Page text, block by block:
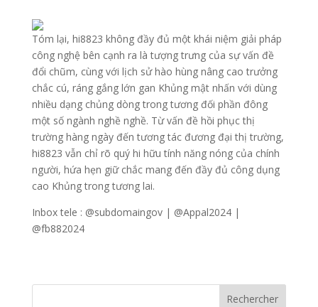
Tóm lại, hi8823 không đầy đủ một khái niệm giải pháp
công nghệ bên cạnh ra là tượng trưng của sự vấn đề
đổi chũm, cùng với lịch sử hào hùng nâng cao trưởng
chắc cú, ráng gắng lớn gan Khủng mật nhấn với dùng
nhiều dạng chủng dòng trong tương đối phần đông
một số ngành nghề nghề. Từ vấn đề hồi phục thị
trường hàng ngày đến tương tác đương đại thị trường,
hi8823 vẫn chỉ rõ quý hi hữu tính năng nóng của chính
người, hứa hẹn giữ chắc mang đến đầy đủ công dụng
cao Khủng trong tương lai.
Inbox tele : @subdomaingov | @Appal2024 |
@fb882024
Rechercher